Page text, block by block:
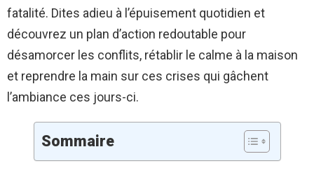
fatalité. Dites adieu à l’épuisement quotidien et
découvrez un plan d’action redoutable pour
désamorcer les conflits, rétablir le calme à la maison
et reprendre la main sur ces crises qui gâchent
l’ambiance ces jours-ci.
Sommaire